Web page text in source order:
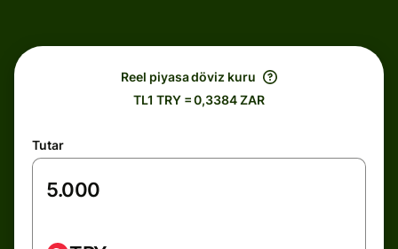
Reel piyasa döviz kuru
TL1 TRY = 0,3384 ZAR
Tutar